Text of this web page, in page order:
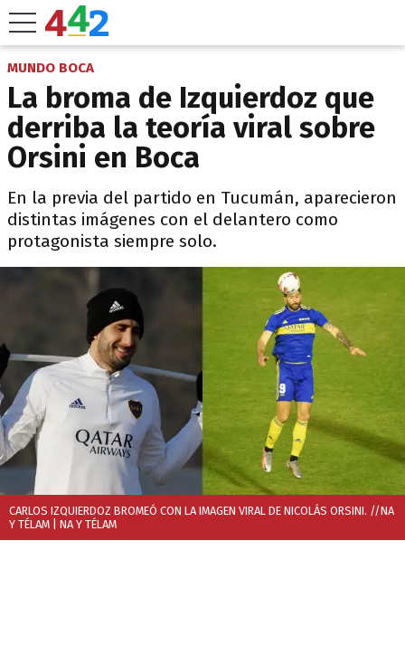
MUNDO BOCA
La broma de Izquierdoz que
derriba la teoría viral sobre
Orsini en Boca
En la previa del partido en Tucumán, aparecieron
distintas imágenes con el delantero como
protagonista siempre solo.
CARLOS IZQUIERDOZ BROMEÓ CON LA IMAGEN VIRAL DE NICOLÁS ORSINI. //NA
Y TÉLAM | NA Y TÉLAM